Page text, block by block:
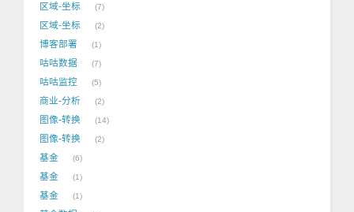
区域-坐标 7
区域-坐标 2
博客部署 1
咕咕数据 7
咕咕监控 5
商业-分析 2
图像-转换 14
图像-转换 2
基金 6
基金 1
基金 1